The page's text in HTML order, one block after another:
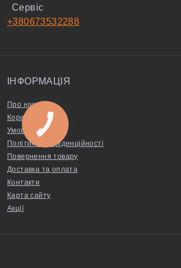
Сервіс
+380673532288
ІНФОРМАЦІЯ
Про нас
Корисні поради
Умови угоди
Політика конфіденційності
Повернення товару
Доставка та оплата
Контакти
Карта сайту
Акції